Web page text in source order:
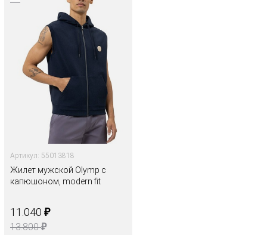
Артикул: 55013818
Жилет мужской Olymp с
капюшоном, modern fit
11.040 ₽
13.800₽